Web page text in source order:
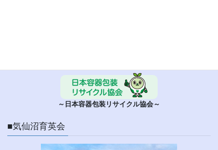
～日本容器包装リサイクル協会～
■気仙沼育英会